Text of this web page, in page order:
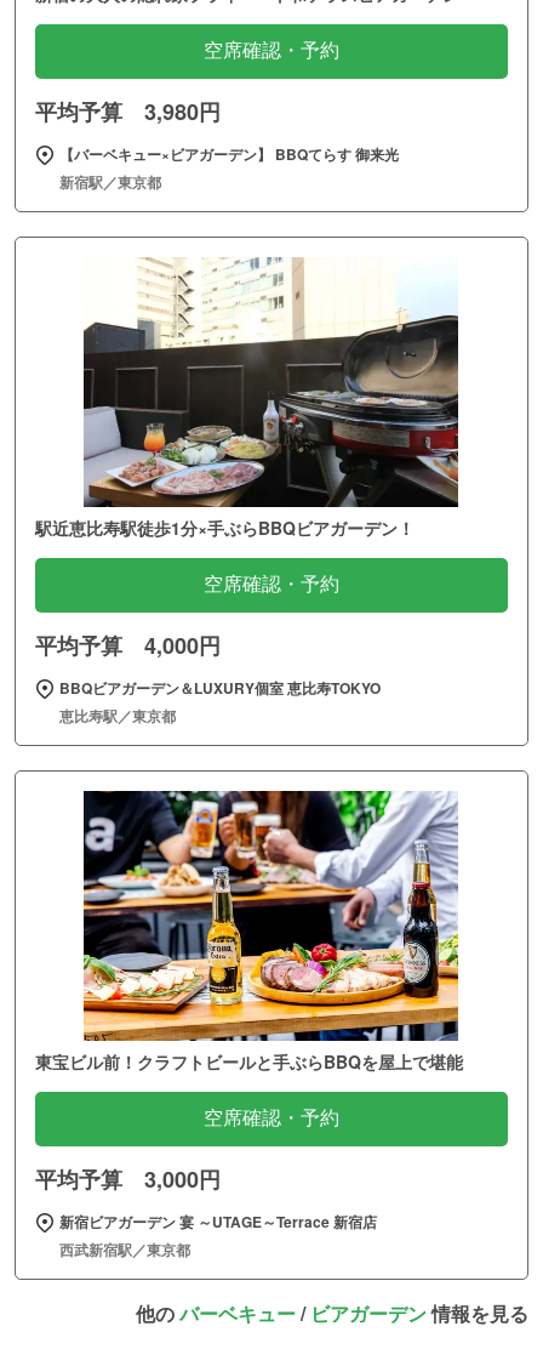
空席確認・予約
平均予算 3,980円
【バーベキュー×ビアガーデン】 BBQてらす 御来光
新宿駅／東京都
駅近恵比寿駅徒歩1分×手ぶらBBQビアガーデン！
空席確認・予約
平均予算 4,000円
BBQビアガーデン＆LUXURY個室 恵比寿TOKYO
恵比寿駅／東京都
東宝ビル前！クラフトビールと手ぶらBBQを屋上で堪能
空席確認・予約
平均予算 3,000円
新宿ビアガーデン 宴 ～UTAGE～Terrace 新宿店
西武新宿駅／東京都
他のバーベキュー/ ビアガーデン情報を見る